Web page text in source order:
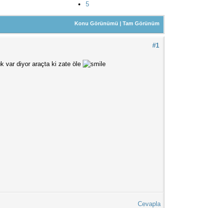
5
Konu Görünümü |Tam Görünüm
#1
var diyor araçta ki zate öle
Cevapla